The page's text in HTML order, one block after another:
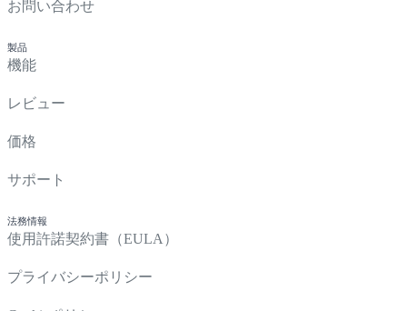
お問い合わせ
製品
機能
レビュー
価格
サポート
法務情報
使用許諾契約書（EULA）
プライバシーポリシー